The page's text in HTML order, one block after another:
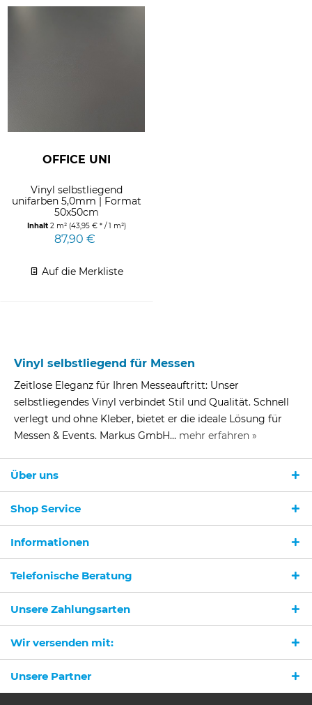
OFFICE UNI
Vinyl selbstliegend
unifarben 5,0mm | Format
50x50cm
Inhalt 2 m² (43,95 € * / 1 m²)
87,90 €
Auf die Merkliste
Vinyl selbstliegend für Messen
Zeitlose Eleganz für Ihren Messeauftritt: Unser
selbstliegendes Vinyl verbindet Stil und Qualität. Schnell
verlegt und ohne Kleber, bietet er die ideale Lösung für
Messen & Events. Markus GmbH... mehr erfahren »
Über uns
Shop Service
Informationen
Telefonische Beratung
Unsere Zahlungsarten
Wir versenden mit:
Unsere Partner